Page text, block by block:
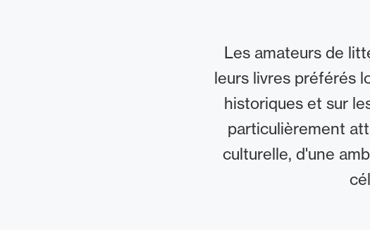
Les amateurs de
leurs livres préférés
historiques et sur
particulièrement
culturelle, d'une